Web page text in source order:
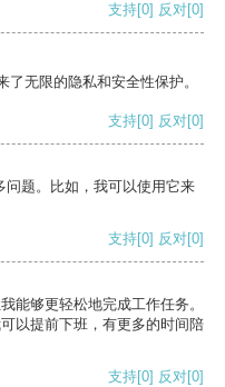
支持[0] 反对[0]
无限的隐私和安全性保护。
支持[0] 反对[0]
题。比如，我可以使用它来
支持[0] 反对[0]
能够更轻松地完成工作任务。
以提前下班，有更多的时间陪
支持[0] 反对[0]